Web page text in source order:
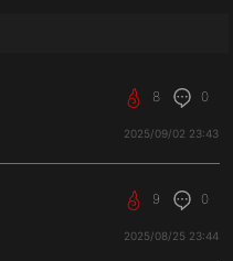
8 0
2025/09/02 23:43
9 0
2025/08/25 23:44